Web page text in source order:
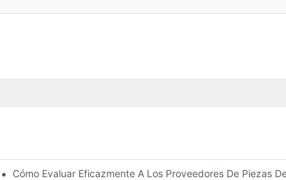
Cómo Evaluar Eficazmente A Los Proveedores De Piezas